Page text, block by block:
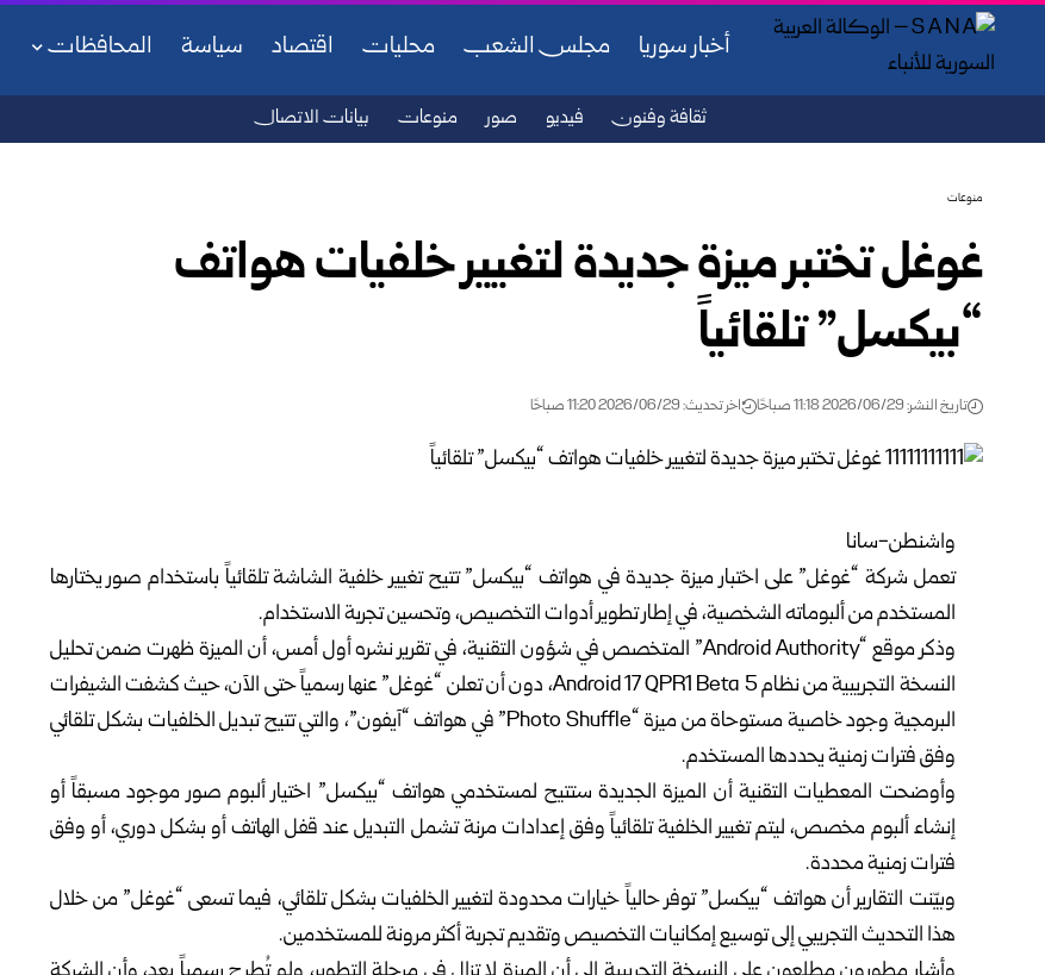
أخبار سوريا مجلس الشعب محليات اقتصاد سياسة المحافظات
ثقافة وفنون فيديو صور منوعات بيانات الاتصال
منوعات
غوغل تختبر ميزة جديدة لتغيير خلفيات هواتف
“بيكسل” تلقائياً
تاريخ النشر: 2026/06/29 11:18 صباحًا اخر تحديث: 2026/06/29 11:20 صباحًا
واشنطن-سانا
تعمل شركة “غوغل” على اختبار ميزة جديدة في هواتف “بيكسل” تتيح تغيير خلفية الشاشة تلقائياً باستخدام صور يختارها
المستخدم من ألبوماته الشخصية، في إطار تطوير أدوات التخصيص، وتحسين تجربة الاستخدام.
وذكر موقع “Android Authority” المتخصص في شؤون التقنية، في تقرير نشره أول أمس، أن الميزة ظهرت ضمن تحليل
النسخة التجريبية من نظام Android 17 QPR1 Beta 5، دون أن تعلن “غوغل” عنها رسمياً حتى الآن، حيث كشفت الشيفرات
البرمجية وجود خاصية مستوحاة من ميزة “Photo Shuffle” في هواتف “آيفون”، والتي تتيح تبديل الخلفيات بشكل تلقائي
وفق فترات زمنية يحددها المستخدم.
وأوضحت المعطيات التقنية أن الميزة الجديدة ستتيح لمستخدمي هواتف “بيكسل” اختيار ألبوم صور موجود مسبقاً أو
إنشاء ألبوم مخصص، ليتم تغيير الخلفية تلقائياً وفق إعدادات مرنة تشمل التبديل عند قفل الهاتف أو بشكل دوري، أو وفق
فترات زمنية محددة.
وبيّنت التقارير أن هواتف “بيكسل” توفر حالياً خيارات محدودة لتغيير الخلفيات بشكل تلقائي، فيما تسعى “غوغل” من خلال
هذا التحديث التجريبي إلى توسيع إمكانيات التخصيص وتقديم تجربة أكثر مرونة للمستخدمين.